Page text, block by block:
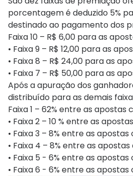
porcentagem é deduzido 5%
destinado ao pagamento dos
Faixa 10 – R$ 6,00 para as
• Faixa 9 – R$ 12,00 para as
• Faixa 8 – R$ 24,00 para as
• Faixa 7 – R$ 50,00 para as
Após a apuração dos
distribuído para as demais
Faixa 1 – 62% entre as
• Faixa 2 – 10 % entre as
• Faixa 3 – 8% entre as
• Faixa 4 – 8% entre as
• Faixa 5 - 6% entre as
• Faixa 6 - 6% entre as